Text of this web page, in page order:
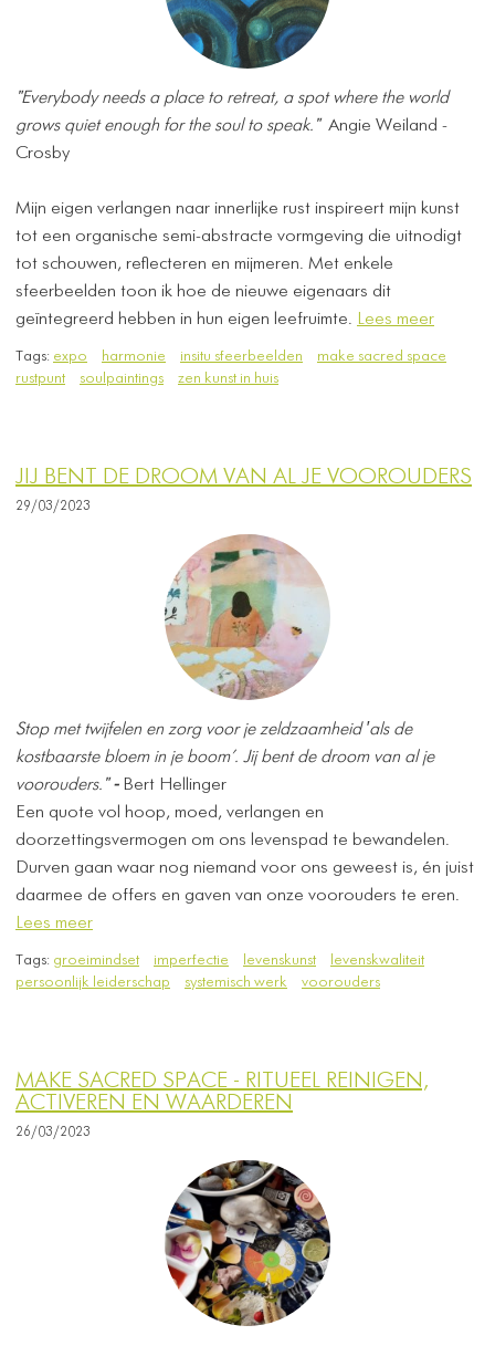
"Everybody needs a place to retreat, a spot where the world
grows quiet enough for the soul to speak."Angie Weiland -
Crosby
Mijn eigen verlangen naar innerlijke rust inspireert mijn kunst
tot een organische semi-abstracte vormgeving die uitnodigt
tot schouwen, reflecteren en mijmeren. Met enkele
sfeerbeelden toon ik hoe de nieuwe eigenaars dit
geïntegreerd hebben in hun eigen leefruimte. Lees meer
Tags: expo harmonie insitu sfeerbeelden
make sacred space
rustpunt
soulpaintings zen kunst in huis
JIJ BENT DE DROOM VAN AL JE VOOROUDERS
29/03/2023
Stop met twijfelen en zorg voor je zeldzaamheid ′als de
kostbaarste bloem in je boom’. ​ Jij bent de droom van al je
voorouders."- Bert Hellinger
Een quote vol hoop, moed, verlangen en
doorzettingsvermogen om ons levenspad te bewandelen.
Durven gaan waar nog niemand voor ons geweest is, én juist
daarmee de offers en gaven van onze voorouders te eren.
Lees meer
Tags: groeimindset imperfectie levenskunst
levenskwaliteit
persoonlijk leiderschap
systemisch werk voorouders
MAKE SACRED SPACE - RITUEEL REINIGEN,
ACTIVEREN EN WAARDEREN
26/03/2023